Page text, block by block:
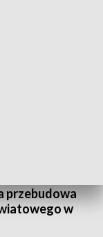
przebudowa
w